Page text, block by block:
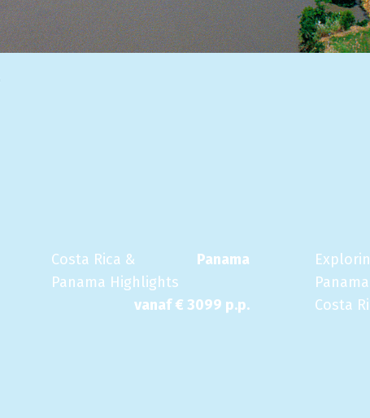
Costa Rica &
Panama Highlights
Panama
vanaf € 3099 p.p.
Costa